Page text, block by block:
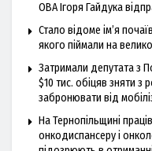
ОВА Ігоря Гайдука
Стало відоме ім’я
якого піймали на
Затримали депутата з
$10 тис. обіцяв зняти з
забронювати від
На Тернопільщині
онкодиспансеру і